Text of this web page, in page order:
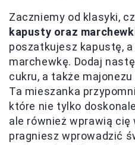
Zaczniemy od klasyki,
kapusty oraz
poszatkujesz kapustę,
marchewkę. Dodaj
cukru, a także
Ta mieszanka
które nie tylko
ale również wprawią
pragniesz wprowadzić